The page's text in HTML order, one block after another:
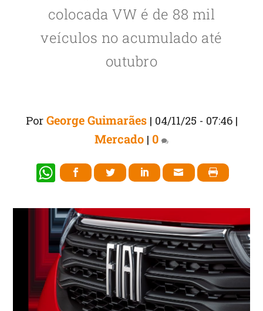
colocada VW é de 88 mil
veículos no acumulado até
outubro
Por George Guimarães| 04/11/25 - 07:46|
Mercado | 0
W
at
s
A
p
p